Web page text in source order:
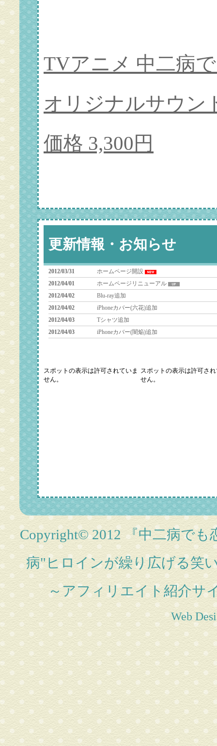
TVアニメ 中二病
オリジナルサウン
価格 3,300円
更新情報・お知らせ
2012/03/31
ホームページ開設
2012/04/01
ホームページリニューアル
2012/04/02
Blu-ray追加
2012/04/02
iPhoneカバー(六花)追加
2012/04/03
Tシャツ追加
2012/04/03
iPhoneカバー(闇焔)追加
Copyright© 2012 『中二病でも
病"ヒロインが繰り広げる笑
～アフィリエイト紹介サ
Web